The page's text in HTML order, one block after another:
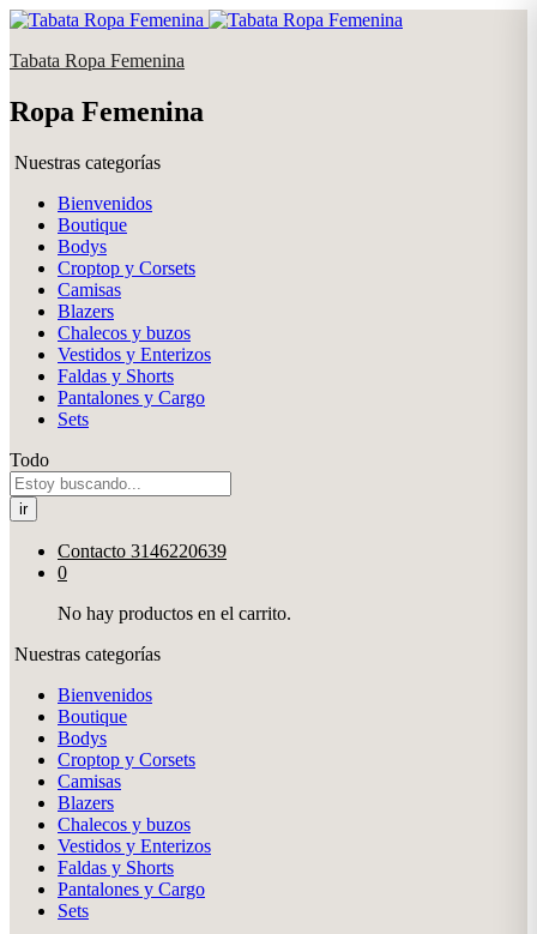
Tabata Ropa Femenina
Ropa Femenina
Nuestras categorías
Bienvenidos
Boutique
Bodys
Croptop y Corsets
Camisas
Blazers
Chalecos y buzos
Vestidos y Enterizos
Faldas y Shorts
Pantalones y Cargo
Sets
Todo
ir
Contacto 3146220639
0
No hay productos en el carrito.
Nuestras categorías
Bienvenidos
Boutique
Bodys
Croptop y Corsets
Camisas
Blazers
Chalecos y buzos
Vestidos y Enterizos
Faldas y Shorts
Pantalones y Cargo
Sets